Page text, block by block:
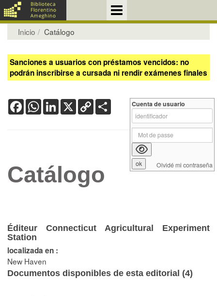
Inicio Catálogo
Sanciones a usuarios con préstamos vencidos: no
podrán inscribirse a cursada ni rendir exámenes finales
FacebookWhatsApp
LinkedIn
X Copy
Link
Catálogo
Éditeur Connecticut Agricultural Experiment
Station
localizada en :
New Haven
Documentos disponibles de esta editorial (4)
Cuenta de usuario
Olvidé mi contraseña